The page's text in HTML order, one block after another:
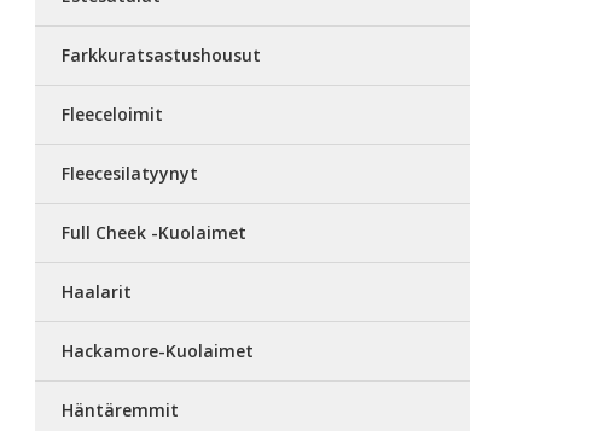
Farkkuratsastushousut
Fleeceloimit
Fleecesilatyynyt
Full Cheek -Kuolaimet
Haalarit
Hackamore-Kuolaimet
Häntäremmit